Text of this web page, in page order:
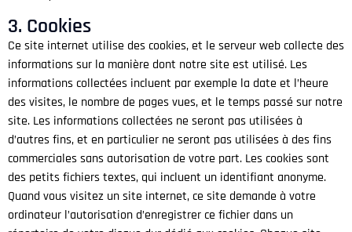
3. Cookies
Ce site internet utilise des cookies, et le serveur web collecte des
informations sur la manière dont notre site est utilisé. Les
informations collectées incluent par exemple la date et l’heure
des visites, le nombre de pages vues, et le temps passé sur notre
site. Les informations collectées ne seront pas utilisées à
d’autres fins, et en particulier ne seront pas utilisées à des fins
commerciales sans autorisation de votre part. Les cookies sont
des petits fichiers textes, qui incluent un identifiant anonyme.
Quand vous visitez un site internet, ce site demande à votre
ordinateur l’autorisation d’enregistrer ce fichier dans un